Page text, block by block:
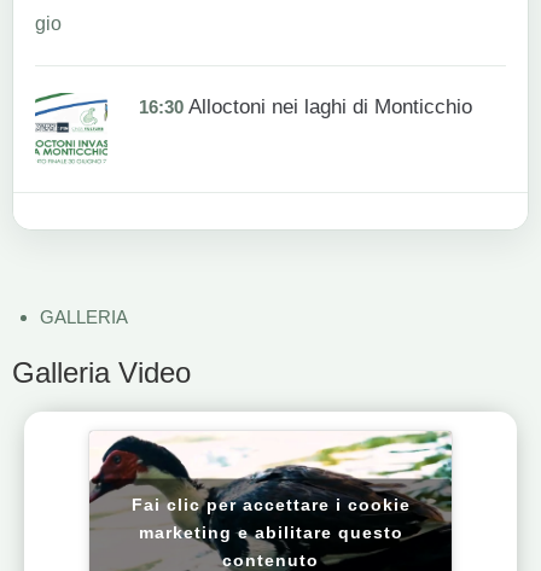
gio
16:30 Alloctoni nei laghi di Monticchio
GALLERIA
Galleria Video
Fai clic per accettare i cookie
marketing e abilitare questo
contenuto